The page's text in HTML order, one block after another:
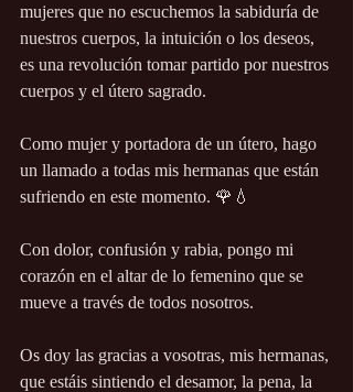
mujeres que no escuchemos la sabiduría de
nuestros cuerpos, la intuición o los deseos,
es una revolución tomar partido por nuestros
cuerpos y el útero sagrado.
Como mujer y portadora de un útero, hago
un llamado a todas mis hermanas que están
sufriendo en este momento. 🌹💧
Con dolor, confusión y rabia, pongo mi
corazón en el altar de lo femenino que se
mueve a través de todos nosotros.
Os doy las gracias a vosotras, mis hermanas,
que estáis sintiendo el desamor, la pena, la